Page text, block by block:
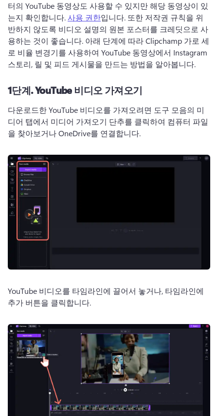
터의 YouTube 동영상도 사용할 수 있지만 해당 동영상이 있
는지 확인합니다. 사용 권한입니다. 또한 저작권 규칙을 위
반하지 않도록 비디오 설명의 원본 포스터를 크레딧으로 사
용하는 것이 좋습니다. 아래 단계에 따라 Clipchamp 가로 세
로 비율 변경기를 사용하여 YouTube 동영상에서 Instagram
스토리, 릴 및 피드 게시물을 만드는 방법을 알아봅니다.
1단계.YouTube 비디오 가져오기
다운로드한 YouTube 비디오를 가져오려면 도구 모음의 미
디어 탭에서 미디어 가져오기 단추를 클릭하여 컴퓨터 파일
을 찾아보거나 OneDrive를 연결합니다.
YouTube 비디오를 타임라인에 끌어서 놓거나, 타임라인에
추가 버튼을 클릭합니다.